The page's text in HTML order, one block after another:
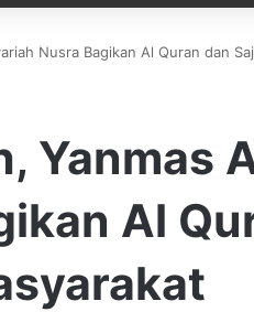
Nusra Bagikan Al Quran dan
Yanmas
Al